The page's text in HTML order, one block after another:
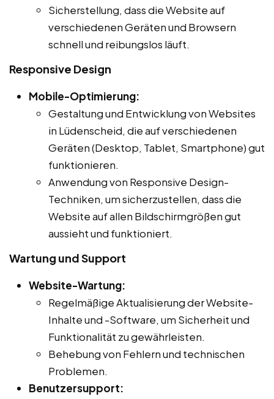
Sicherstellung, dass die Website auf
verschiedenen Geräten und Browsern
schnell und reibungslos läuft.
Responsive Design
Mobile-Optimierung:
Gestaltung und Entwicklung von Websites
in Lüdenscheid, die auf verschiedenen
Geräten (Desktop, Tablet, Smartphone) gut
funktionieren.
Anwendung von Responsive Design-
Techniken, um sicherzustellen, dass die
Website auf allen Bildschirmgrößen gut
aussieht und funktioniert.
Wartung und Support
Website-Wartung:
Regelmäßige Aktualisierung der Website-
Inhalte und -Software, um Sicherheit und
Funktionalität zu gewährleisten.
Behebung von Fehlern und technischen
Problemen.
Benutzersupport: